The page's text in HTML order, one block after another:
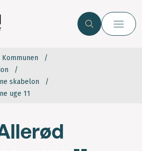
Kommunen
skabelon
uge 11